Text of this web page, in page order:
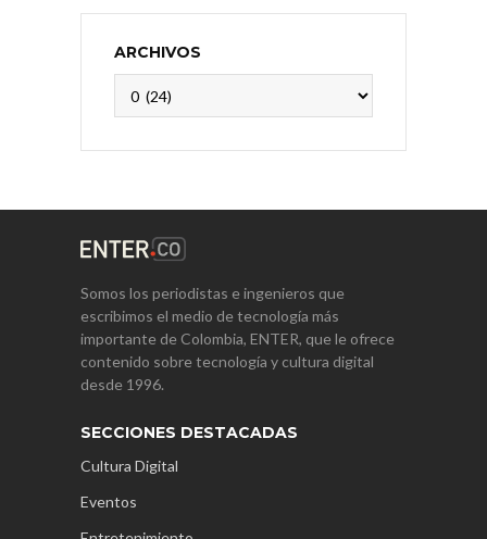
ARCHIVOS
Somos los periodistas e ingenieros que
escribimos el medio de tecnología más
importante de Colombia, ENTER, que le ofrece
contenido sobre tecnología y cultura digital
desde 1996.
SECCIONES DESTACADAS
Cultura Digital
Eventos